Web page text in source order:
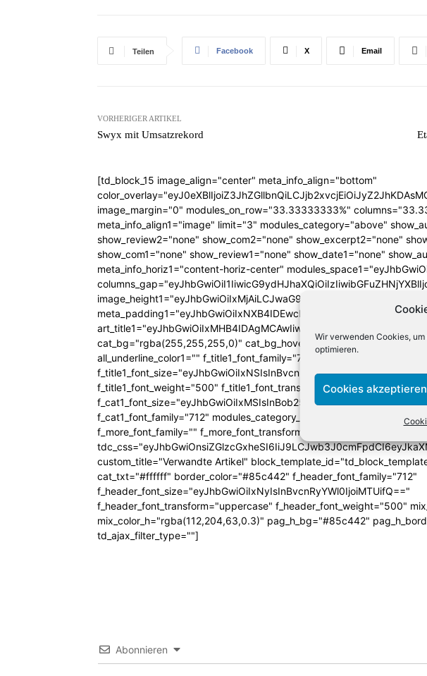
Wir verwenden Cookies,
optimieren.
Cookies akzeptieren
Teilen Facebook X Email
VORHERIGER ARTIKEL
Swyx mit Umsatzrekord
[td_block_15 image_align="center" meta_info_align="bottom"
image_margin="0" modules_on_row="33.33333333%"
meta_info_align1="image" limit="3" modules_category="above"
show_review2="none" show_com2="none" show_excerpt2="none"
show_com1="none" show_review1="none" show_date1="none"
meta_info_horiz1="content-horiz-center"
image_height1="eyJhbGwiOiIxMjAiLCJwaG9uZSI6IjExMCJ9"
cat_bg="rgba(255,255,255,0)" cat_bg_hover="rgba(255,255,255,0)"
all_underline_color1="" f_title1_font_family="712"
f_title1_font_weight="500" f_title1_font_transform=""
f_cat1_font_size="eyJhbGwiOiIxMSIsInBob25lIjoiMTMifQ=="
f_cat1_font_family="712" modules_category_padding1="0"
f_more_font_family="" f_more_font_transform="" f_more_font_weight=""
custom_title="Verwandte Artikel"
cat_txt="#ffffff" border_color="#85c442" f_header_font_family="712"
f_header_font_size="eyJhbGwiOiIxNyIsInBvcnRyYWl0IjoiMTUifQ=="
f_header_font_transform="uppercase" f_header_font_weight="500"
mix_color_h="rgba(112,204,63,0.3)" pag_h_bg="#85c442"
td_ajax_filter_type=""]
Abonnieren